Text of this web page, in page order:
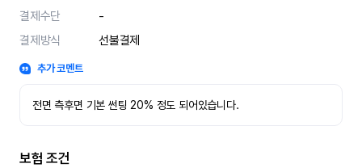
결제수단
-
결제방식
선불결제
추가 코멘트
전면 측후면 기본 썬팅 20% 정도 되어있습니다.
보험 조건